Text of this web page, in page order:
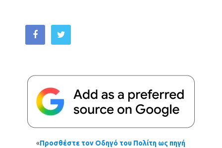
«Προσθέστε τον Οδηγό του Πολίτη ως πηγή